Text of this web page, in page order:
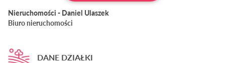
Nieruchomości - Daniel Ulaszek
Biuro nieruchomości
DANE DZIAŁKI